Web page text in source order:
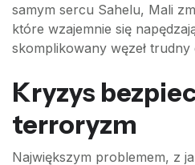
samym sercu Sahelu, Mali
które wzajemnie się
skomplikowany węzeł trudny
Kryzys
terroryzm
Największym problemem, z